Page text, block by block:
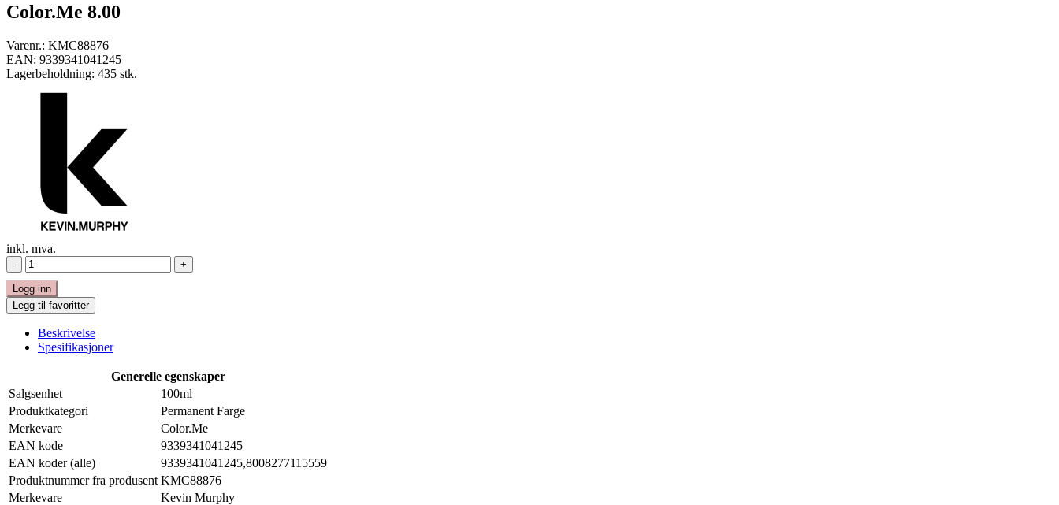
Color.Me 8.00
Varenr.: KMC88876
EAN: 9339341041245
Lagerbeholdning: 435 stk.
inkl. mva.
- +
Logg inn
Legg til favoritter
Beskrivelse
Spesifikasjoner
Generelle egenskaper
Salgsenhet
100ml
Produktkategori
Permanent Farge
Merkevare
Color.Me
EAN kode
9339341041245
EAN koder (alle)
9339341041245,8008277115559
Produktnummer fra produsent KMC88876
Merkevare
Kevin Murphy